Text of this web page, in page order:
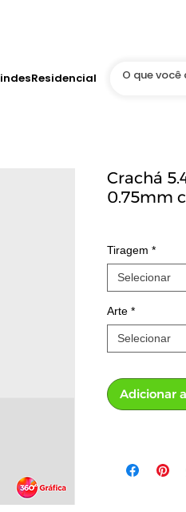
Crachá
0.75mm
Tiragem *
Selecionar
Arte *
Selecionar
Adicionar
Residencial